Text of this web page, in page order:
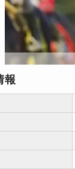
報